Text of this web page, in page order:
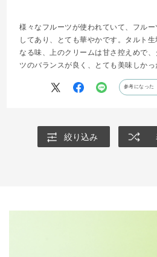
様々なフルーツが使われていて、フル
してあり、とても華やかです。タルト
なる味、上のクリームは甘さ控えめで
ツのバランスが良く、とても美味しかっ
参考になった
絞り込み